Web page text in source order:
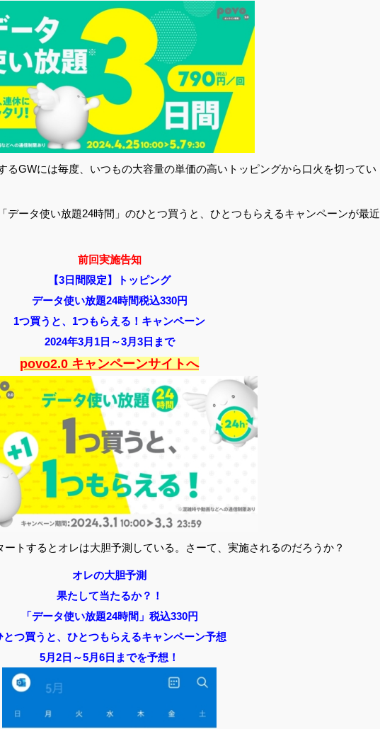
るGWには毎度、いつもの大容量の単価の高いトッピングから口火を切ってい
データ使い放題24時間」のひとつ買うと、ひとつもらえるキャンペーンが最近
前回実施告知
【3日間限定】トッピング
データ使い放題24時間税込330円
1つ買うと、1つもらえる！キャンペーン
2024年3月1日～3月3日まで
povo2.0 キャンペーンサイトへ
トするとオレは大胆予測している。さーて、実施されるのだろうか？
オレの大胆予測
果たして当たるか？！
「データ使い放題24時間」税込330円
とつ買うと、ひとつもらえるキャンペーン予想
5月2日～5月6日までを予想！